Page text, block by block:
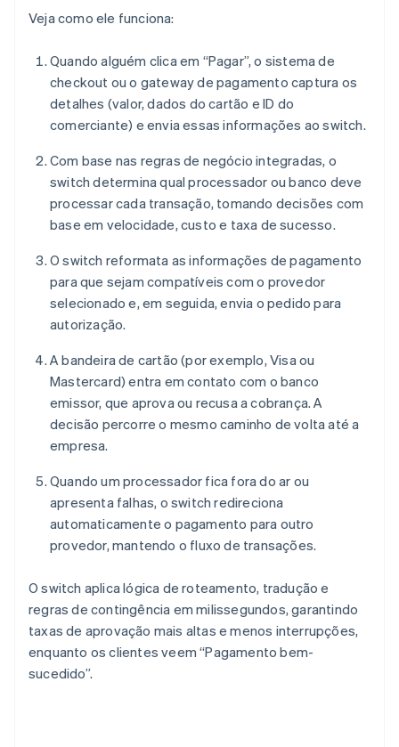
Veja como ele funciona:
Quando alguém clica em “Pagar”, o sistema de
checkout ou o gateway de pagamento captura os
detalhes (valor, dados do cartão e ID do
comerciante) e envia essas informações ao switch.
Com base nas regras de negócio integradas, o
switch determina qual processador ou banco deve
processar cada transação, tomando decisões com
base em velocidade, custo e taxa de sucesso.
O switch reformata as informações de pagamento
para que sejam compatíveis com o provedor
selecionado e, em seguida, envia o pedido para
autorização.
A bandeira de cartão (por exemplo, Visa ou
Mastercard) entra em contato com o banco
emissor, que aprova ou recusa a cobrança. A
decisão percorre o mesmo caminho de volta até a
empresa.
Quando um processador fica fora do ar ou
apresenta falhas, o switch redireciona
automaticamente o pagamento para outro
provedor, mantendo o fluxo de transações.
O switch aplica lógica de roteamento, tradução e
regras de contingência em milissegundos, garantindo
taxas de aprovação mais altas e menos interrupções,
enquanto os clientes veem “Pagamento bem-
sucedido”.